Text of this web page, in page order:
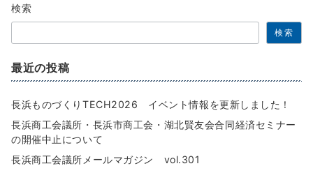
検索
検索
最近の投稿
長浜ものづくりTECH2026 イベント情報を更新しました！
長浜商工会議所・長浜市商工会・湖北賢友会合同経済セミナー
の開催中止について
長浜商工会議所メールマガジン vol.301